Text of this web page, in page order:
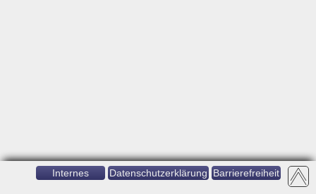
Internes Datenschutzerklärung Barrierefreiheit